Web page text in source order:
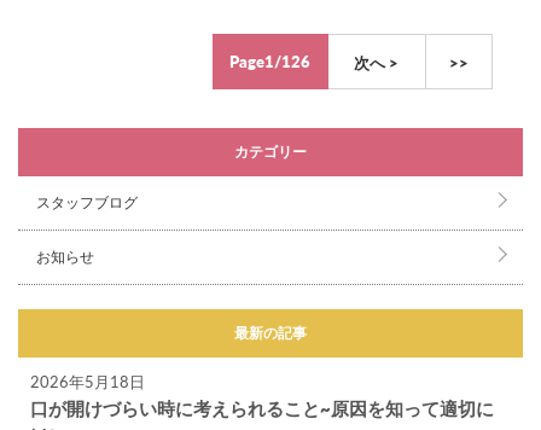
Page1/126 次へ > >>
カテゴリー
スタッフブログ
お知らせ
最新の記事
2026年5月18日
口が開けづらい時に考えられること~原因を知って適切に